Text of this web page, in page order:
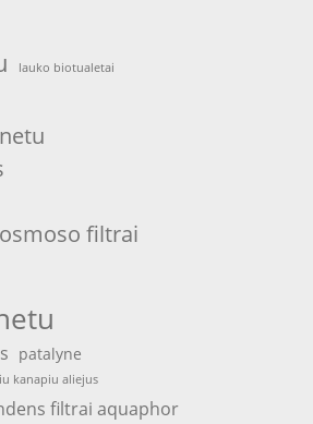
lauko biotualetai
osmoso filtrai
patalyne
kanapiu aliejus
filtrai aquaphor